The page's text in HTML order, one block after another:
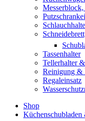
Tassenhalter
Tellerhalter
Reinigung &
Regaleinsatz
Shop
Küchenschubladen